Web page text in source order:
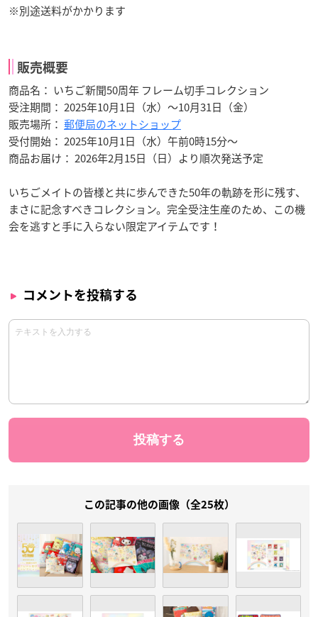
※別途送料がかかります
販売概要
商品名： いちご新聞50周年 フレーム切手コレクション
受注期間： 2025年10月1日（水）～10月31日（金）
販売場所： 郵便局のネットショップ
受付開始： 2025年10月1日（水）午前0時15分～
商品お届け： 2026年2月15日（日）より順次発送予定
いちごメイトの皆様と共に歩んできた50年の軌跡を形に残す、
まさに記念すべきコレクション。完全受注生産のため、この機
会を逃すと手に入らない限定アイテムです！
コメントを投稿する
この記事の他の画像（全25枚）